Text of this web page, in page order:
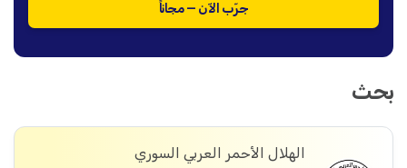
جرّب الآن — مجاناً
بحث
الهلال الأحمر العربي السوري